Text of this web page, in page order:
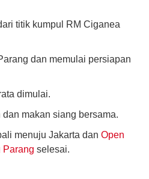
titik kumpul RM Ciganea
dan memulai persiapan
dimulai.
makan siang bersama.
menuju Jakarta dan Open
Parang selesai.